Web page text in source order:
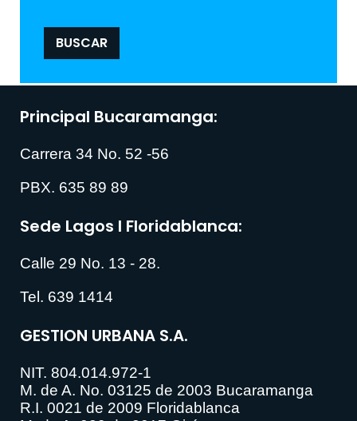
BUSCAR
Principal Bucaramanga:
Carrera 34 No. 52 -56
PBX. 635 89 89
Sede Lagos I Floridablanca:
Calle 29 No. 13 - 28.
Tel. 639 1414
GESTION URBANA S.A.
NIT. 804.014.972-1
M. de A. No. 03125 de 2003 Bucaramanga
R.I. 0021 de 2009 Floridablanca